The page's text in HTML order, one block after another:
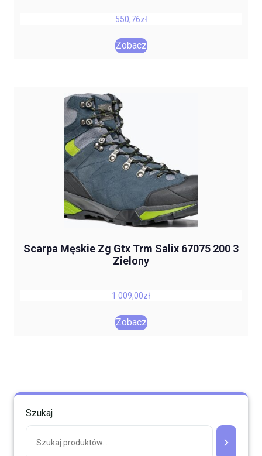
550,76zł
Zobacz
Scarpa Męskie Zg Gtx Trm Salix 67075 200 3
Zielony
1 009,00zł
Zobacz
Szukaj